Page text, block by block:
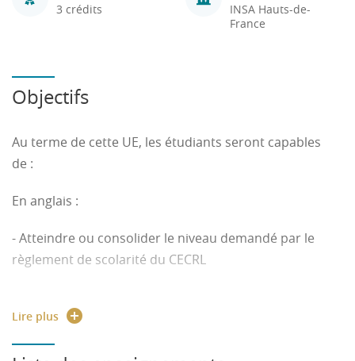
3 crédits
INSA Hauts-de-
France
Objectifs
Au terme de cette UE, les étudiants seront capables
de :
En anglais :
- Atteindre ou consolider le niveau demandé par le
règlement de scolarité du CECRL
courante ainsi que dans son domaine disciplinaire/
professionnel.
Lire plus